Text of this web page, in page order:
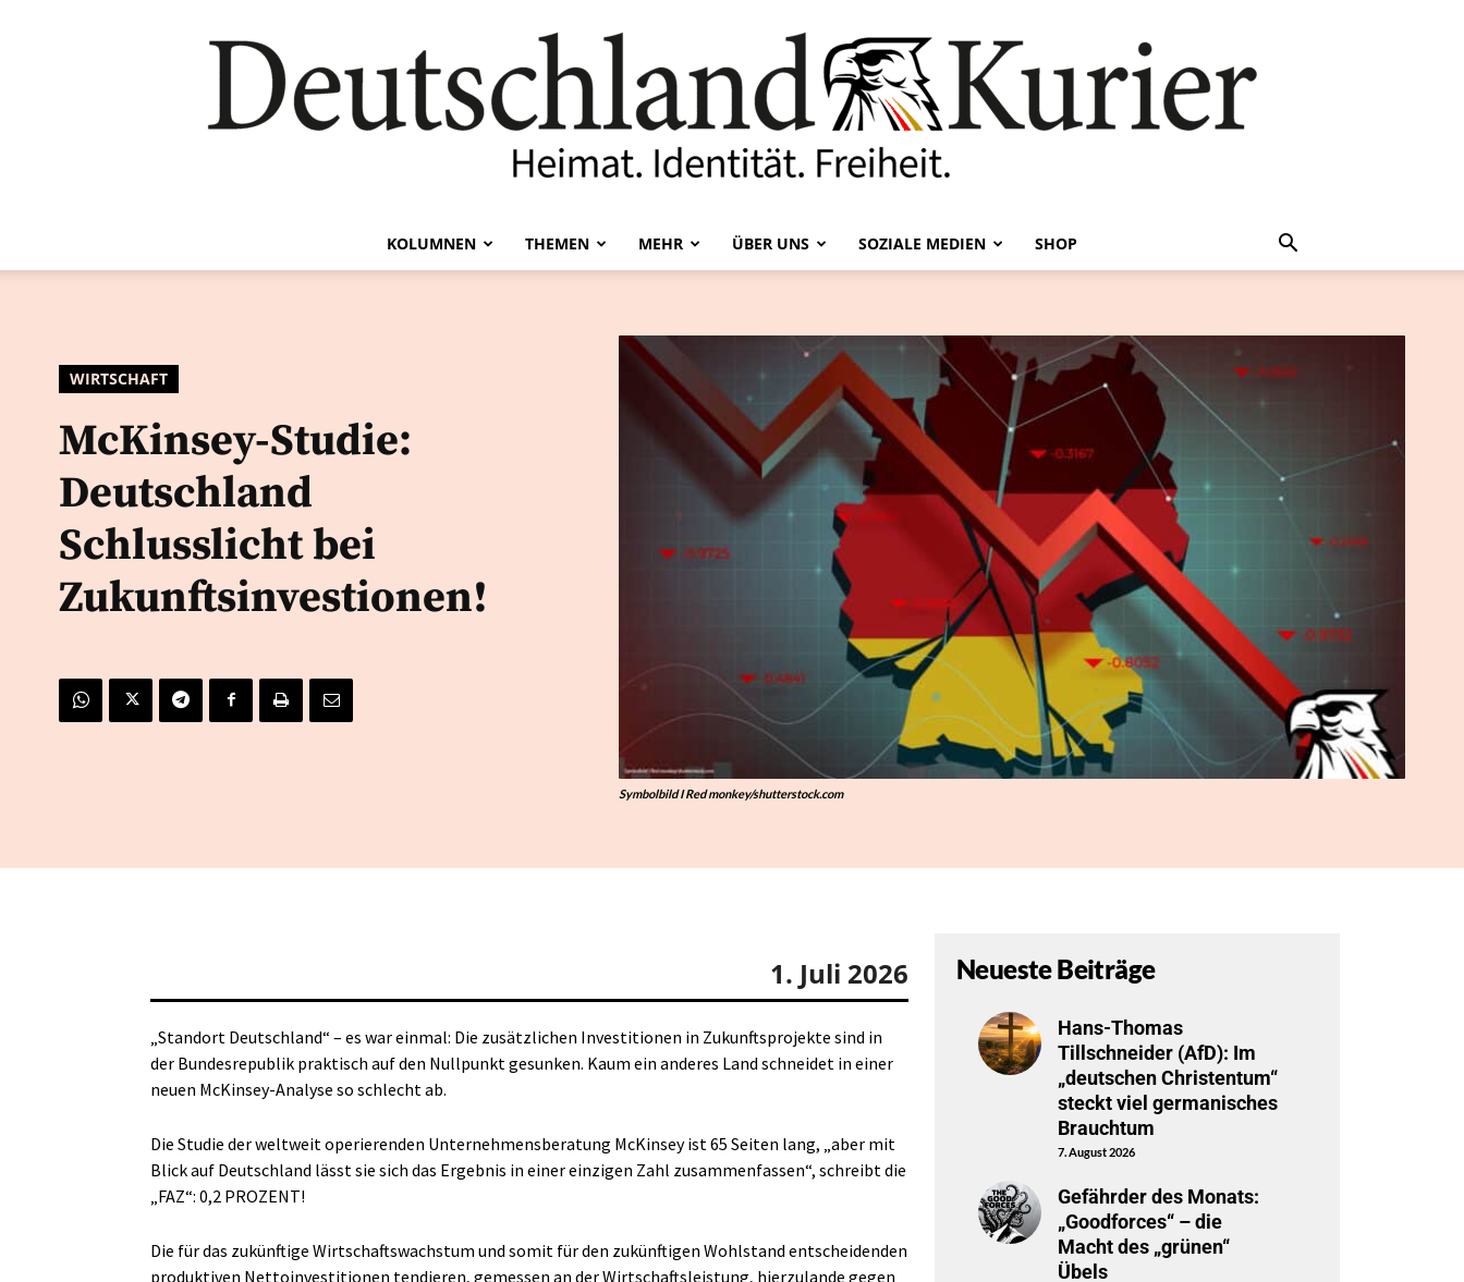
Kurier
KOLUMNEN THEMEN MEHR ÜBER UNS SOZIALE MEDIEN SHOP
WIRTSCHAFT
McKinsey-Studie:
Deutschland
Schlusslicht bei
Zukunftsinvestionen!
Symbolbild I Red monkey/shutterstock.com
1. Juli 2026
„Standort Deutschland“ – es war einmal: Die zusätzlichen Investitionen in Zukunftsprojekte sind in
der Bundesrepublik praktisch auf den Nullpunkt gesunken. Kaum ein anderes Land schneidet in einer
neuen McKinsey-Analyse so schlecht ab.
Die Studie der weltweit operierenden Unternehmensberatung McKinsey ist 65 Seiten lang, „aber mit
Blick auf Deutschland lässt sie sich das Ergebnis in einer einzigen Zahl zusammenfassen“, schreibt die
„FAZ“: 0,2 PROZENT!
Die für das zukünftige Wirtschaftswachstum und somit für den zukünftigen Wohlstand entscheidenden
produktiven Nettoinvestitionen tendieren, gemessen an der Wirtschaftsleistung, hierzulande gegen
Neueste Beiträge
Hans-Thomas
Tillschneider (AfD): Im
„deutschen Christentum“
steckt viel germanisches
Brauchtum
7. August 2026
Gefährder des Monats:
„Goodforces“ – die
Macht des „grünen“
Übels